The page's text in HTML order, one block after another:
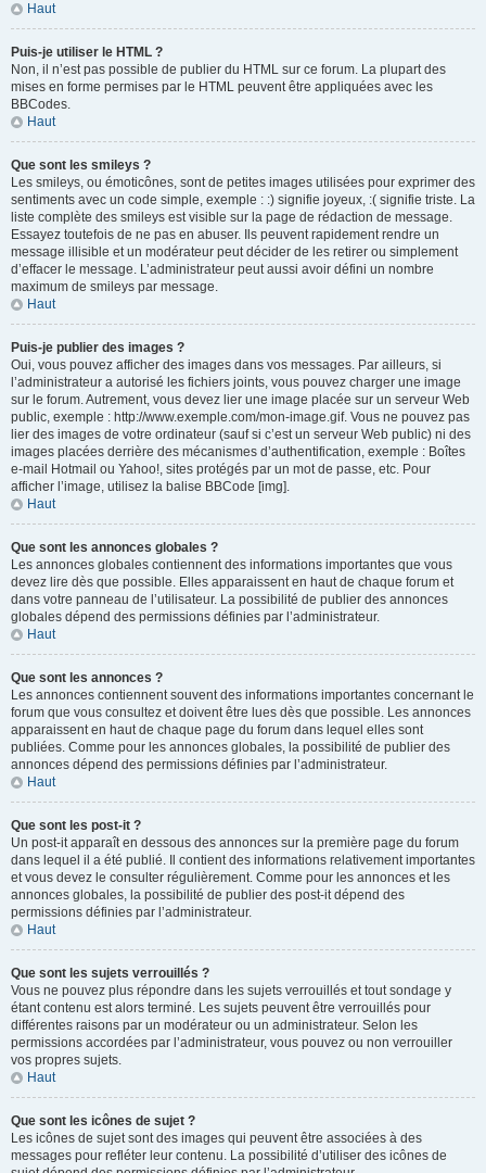
Haut
Puis-je utiliser le HTML ?
Non, il n’est pas possible de publier du HTML sur ce forum. La plupart des
mises en forme permises par le HTML peuvent être appliquées avec les
BBCodes.
Haut
Que sont les smileys ?
Les smileys, ou émoticônes, sont de petites images utilisées pour exprimer des
sentiments avec un code simple, exemple : :) signifie joyeux, :( signifie triste. La
liste complète des smileys est visible sur la page de rédaction de message.
Essayez toutefois de ne pas en abuser. Ils peuvent rapidement rendre un
message illisible et un modérateur peut décider de les retirer ou simplement
d’effacer le message. L’administrateur peut aussi avoir défini un nombre
maximum de smileys par message.
Haut
Puis-je publier des images ?
Oui, vous pouvez afficher des images dans vos messages. Par ailleurs, si
l’administrateur a autorisé les fichiers joints, vous pouvez charger une image
sur le forum. Autrement, vous devez lier une image placée sur un serveur Web
public, exemple : http://www.exemple.com/mon-image.gif. Vous ne pouvez pas
lier des images de votre ordinateur (sauf si c’est un serveur Web public) ni des
images placées derrière des mécanismes d’authentification, exemple : Boîtes
e-mail Hotmail ou Yahoo!, sites protégés par un mot de passe, etc. Pour
afficher l’image, utilisez la balise BBCode [img].
Haut
Que sont les annonces globales ?
Les annonces globales contiennent des informations importantes que vous
devez lire dès que possible. Elles apparaissent en haut de chaque forum et
dans votre panneau de l’utilisateur. La possibilité de publier des annonces
globales dépend des permissions définies par l’administrateur.
Haut
Que sont les annonces ?
Les annonces contiennent souvent des informations importantes concernant le
forum que vous consultez et doivent être lues dès que possible. Les annonces
apparaissent en haut de chaque page du forum dans lequel elles sont
publiées. Comme pour les annonces globales, la possibilité de publier des
annonces dépend des permissions définies par l’administrateur.
Haut
Que sont les post-it ?
Un post-it apparaît en dessous des annonces sur la première page du forum
dans lequel il a été publié. Il contient des informations relativement importantes
et vous devez le consulter régulièrement. Comme pour les annonces et les
annonces globales, la possibilité de publier des post-it dépend des
permissions définies par l’administrateur.
Haut
Que sont les sujets verrouillés ?
Vous ne pouvez plus répondre dans les sujets verrouillés et tout sondage y
étant contenu est alors terminé. Les sujets peuvent être verrouillés pour
différentes raisons par un modérateur ou un administrateur. Selon les
permissions accordées par l’administrateur, vous pouvez ou non verrouiller
vos propres sujets.
Haut
Que sont les icônes de sujet ?
Les icônes de sujet sont des images qui peuvent être associées à des
messages pour refléter leur contenu. La possibilité d’utiliser des icônes de